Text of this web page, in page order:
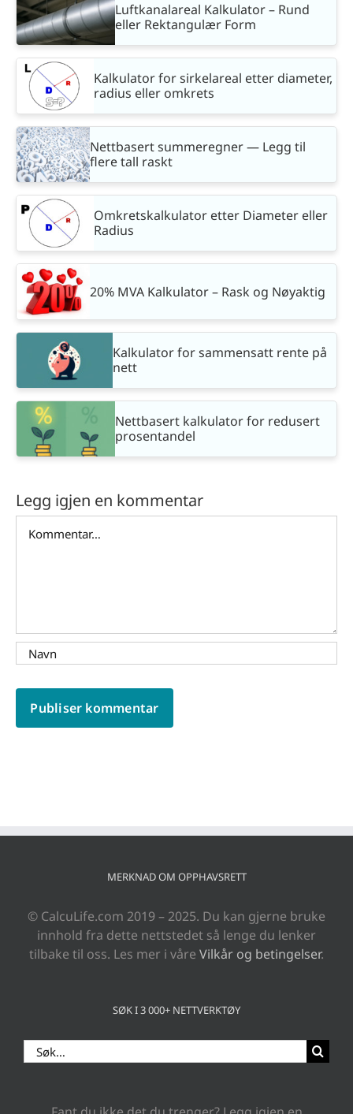
Luftkanalareal Kalkulator – Rund
eller Rektangulær Form
Kalkulator for sirkelareal etter diameter,
radius eller omkrets
Nettbasert summeregner — Legg til
flere tall raskt
Omkretskalkulator etter Diameter eller
Radius
20% MVA Kalkulator – Rask og Nøyaktig
Kalkulator for sammensatt rente på
nett
Nettbasert kalkulator for redusert
prosentandel
Legg igjen en kommentar
MERKNAD OM OPPHAVSRETT
© CalcuLife.com 2019 – 2025. Du kan gjerne bruke
innhold fra dette nettstedet så lenge du lenker
tilbake til oss. Les mer i våre Vilkår og betingelser.
SØK I 3 000+ NETTVERKTØY
Search
for: